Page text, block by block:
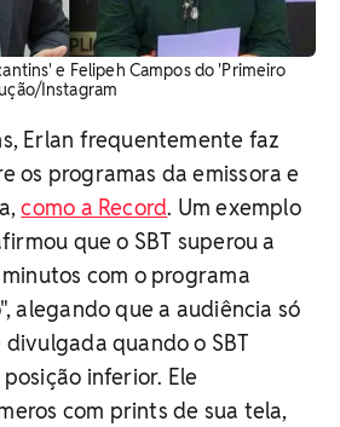
e Felipeh Campos do 'Primeiro
Instagram
Erlan frequentemente faz
os programas da emissora e
como a Record. Um exemplo
que o SBT superou a
com o programa
alegando que a audiência só
quando o SBT
inferior. Ele
com prints de sua tela,